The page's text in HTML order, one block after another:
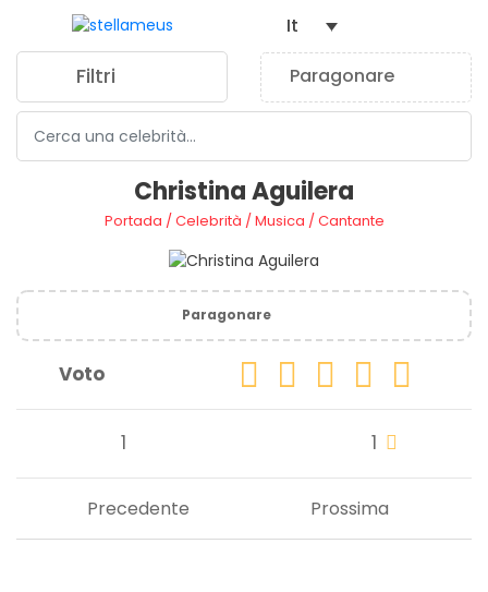
Filtri Paragonare
It
Christina Aguilera
Portada /Celebrità /Musica /Cantante
Paragonare
Voto
1 1
Prossima
Precedente